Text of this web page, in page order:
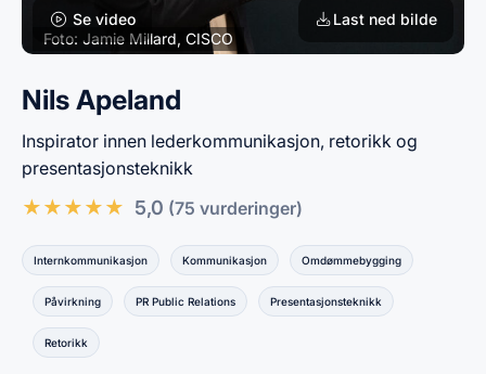
Foto: Jamie Millard, CISCO
Last ned bilde
Se video
Nils Apeland
Inspirator innen lederkommunikasjon, retorikk og
presentasjonsteknikk
★★★★★ 5,0 (75 vurderinger)
Internkommunikasjon Kommunikasjon Omdømmebygging
Påvirkning PR Public Relations Presentasjonsteknikk
Retorikk